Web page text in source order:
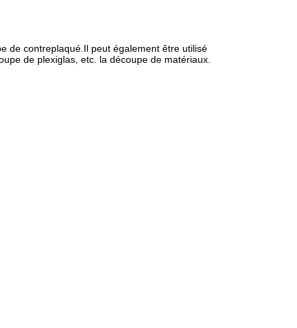
de contreplaqué.Il peut également être utilisé
de plexiglas, etc. la découpe de matériaux.